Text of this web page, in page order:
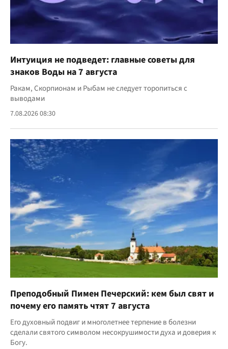
Интуиция не подведет: главные советы для
знаков Воды на 7 августа
Ракам, Скорпионам и Рыбам не следует торопиться с
выводами
7.08.2026 08:30
Преподобный Пимен Печерский: кем был свят и
почему его память чтят 7 августа
Его духовный подвиг и многолетнее терпение в болезни
сделали святого символом несокрушимости духа и доверия к
Богу.